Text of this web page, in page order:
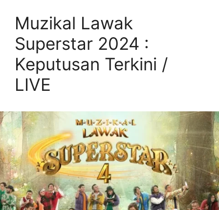
Muzikal Lawak
Superstar 2024 :
Keputusan Terkini /
LIVE